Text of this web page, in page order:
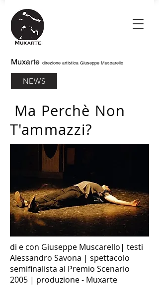
Muxarte direzione artistica Giuseppe Muscarello
NEWS
Ma Perchè Non
T'ammazzi?
di e con Giuseppe Muscarello| testi
Alessandro Savona | spettacolo
semifinalista al Premio Scenario
2005 | produzione - Muxarte